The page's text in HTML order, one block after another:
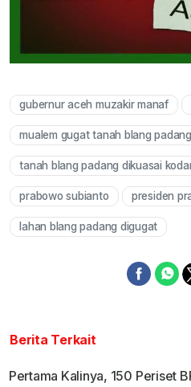
gubernur aceh muzakir manaf
mualem gugat tanah blang padang
tanah blang padang dikuasai
prabowo subianto presiden
lahan blang padang digugat
Berita Terkait
Pertama Kalinya, 150 Periset